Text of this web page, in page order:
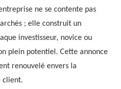
ne se contente pas
; elle construit un
investisseur, novice ou
plein potentiel. Cette annonce
renouvelé envers la
client.